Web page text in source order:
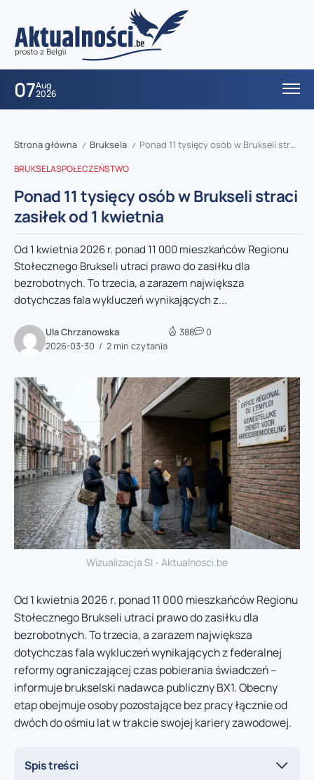
07Aug
2026
Strona główna / Bruksela / Ponad 11 tysięcy osób w Brukseli straci zasiłek od 1 kwietnia
BRUKSELASPOŁECZEŃSTWO
Ponad 11 tysięcy osób w Brukseli straci
zasiłek od 1 kwietnia
Od 1 kwietnia 2026 r. ponad 11 000 mieszkańców Regionu
Stołecznego Brukseli utraci prawo do zasiłku dla
bezrobotnych. To trzecia, a zarazem największa
dotychczas fala wykluczeń wynikających z...
Ula Chrzanowska
2026-03-30
2 min czytania
388 0
Wizualizacja SI - Aktualnosci.be
Od 1 kwietnia 2026 r. ponad 11 000 mieszkańców Regionu
Stołecznego Brukseli utraci prawo do zasiłku dla
bezrobotnych. To trzecia, a zarazem największa
dotychczas fala wykluczeń wynikających z federalnej
reformy ograniczającej czas pobierania świadczeń –
informuje brukselski nadawca publiczny BX1. Obecny
etap obejmuje osoby pozostające bez pracy łącznie od
dwóch do ośmiu lat w trakcie swojej kariery zawodowej.
Spis treści